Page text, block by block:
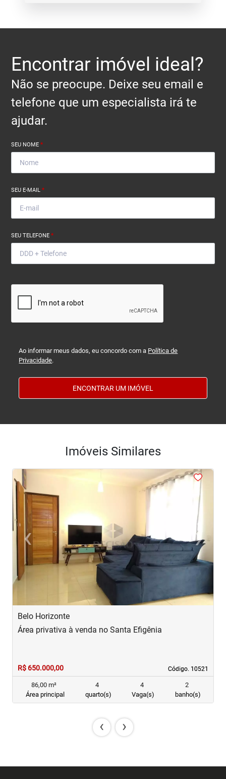
Encontrar imóvel ideal?
Não se preocupe. Deixe seu email e
telefone que um especialista irá te
ajudar.
SEU NOME*
SEU E-MAIL*
SEU TELEFONE*
Ao informar meus dados, eu concordo com a Política de
Privacidade.
ENCONTRAR UM IMÓVEL
Imóveis Similares
<
‹Previous ›Next
Belo Horizonte
Código. 10521
Código. 10521
Área privativa à venda no Santa Efigênia
R$ 650.000,00
86,00 m²
Área principal
4
quarto(s)
4
Vaga(s)
2
banho(s)
‹ ›